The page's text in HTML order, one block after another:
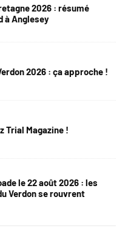
2026 : résumé
à Anglesey
2026 : ça approche !
Trial Magazine !
le 22 août 2026 : les
Verdon se rouvrent